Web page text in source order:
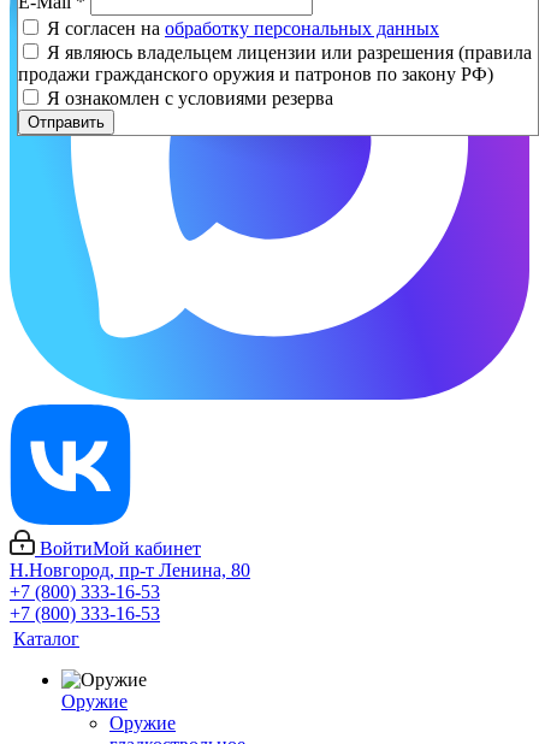
ВойтиМой кабинет
Н.Новгород, пр-т Ленина, 80
+7 (800) 333-16-53
+7 (800) 333-16-53
Каталог
Оружие
Оружие
Я согласен на обработку персональных данных
Я являюсь владельцем лицензии или разрешения (правила
продажи гражданского оружия и патронов по закону РФ)
Я ознакомлен с условиями резерва
Отправить